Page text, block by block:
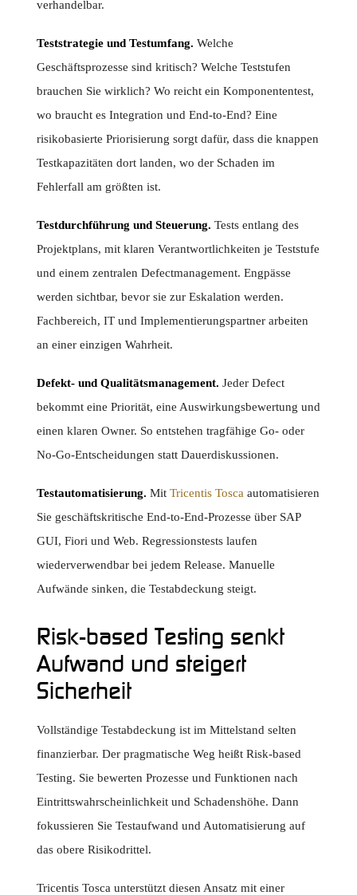
verhandelbar.
Teststrategie und Testumfang. Welche
Geschäftsprozesse sind kritisch? Welche Teststufen
brauchen Sie wirklich? Wo reicht ein Komponententest,
wo braucht es Integration und End-to-End? Eine
risikobasierte Priorisierung sorgt dafür, dass die knappen
Testkapazitäten dort landen, wo der Schaden im
Fehlerfall am größten ist.
Testdurchführung und Steuerung. Tests entlang des
Projektplans, mit klaren Verantwortlichkeiten je Teststufe
und einem zentralen Defectmanagement. Engpässe
werden sichtbar, bevor sie zur Eskalation werden.
Fachbereich, IT und Implementierungspartner arbeiten
an einer einzigen Wahrheit.
Defekt- und Qualitätsmanagement. Jeder Defect
bekommt eine Priorität, eine Auswirkungsbewertung und
einen klaren Owner. So entstehen tragfähige Go- oder
No-Go-Entscheidungen statt Dauerdiskussionen.
Testautomatisierung. Mit Tricentis Tosca automatisieren
Sie geschäftskritische End-to-End-Prozesse über SAP
GUI, Fiori und Web. Regressionstests laufen
wiederverwendbar bei jedem Release. Manuelle
Aufwände sinken, die Testabdeckung steigt.
Risk-based Testing senkt
Aufwand und steigert
Sicherheit
Vollständige Testabdeckung ist im Mittelstand selten
finanzierbar. Der pragmatische Weg heißt Risk-based
Testing. Sie bewerten Prozesse und Funktionen nach
Eintrittswahrscheinlichkeit und Schadenshöhe. Dann
fokussieren Sie Testaufwand und Automatisierung auf
das obere Risikodrittel.
Tricentis Tosca unterstützt diesen Ansatz mit einer